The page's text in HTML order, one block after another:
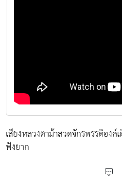
เสียงหลวงตาม้าสวดจักรพรรดิองค์
ฟังยาก